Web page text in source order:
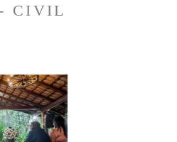
CIVIL